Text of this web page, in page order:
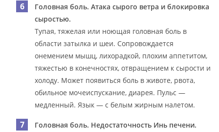
Головная боль. Атака сырого ветра и блокировка
сыростью.
Тупая, тяжелая или ноющая головная боль в
области затылка и шеи. Сопровождается
онемением мышц, лихорадкой, плохим аппетитом,
тяжестью в конечностях, отвращением к сырости и
холоду. Может появиться боль в животе, рвота,
обильное мочеиспускание, диарея. Пульс —
медленный. Язык — с белым жирным налетом.
Головная боль. Недостаточность Инь печени.